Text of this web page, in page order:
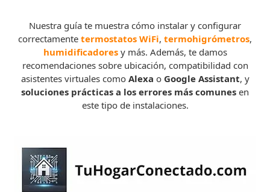
Nuestra guía te muestra cómo instalar y configurar
correctamente termostatos WiFi, termohigrómetros,
humidificadoresy más. Además, te damos
recomendaciones sobre ubicación, compatibilidad con
asistentes virtuales como Alexa o Google Assistant, y
soluciones prácticas a los errores más comunes en
este tipo de instalaciones.